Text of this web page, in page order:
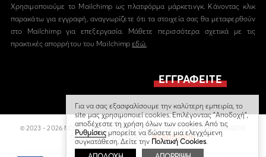
Χρησιμοποιούμε το Mailchimp ως πλατφόρμα μάρκετινγκ. Κάνοντας κλικ
παρακάτω για εγγραφή, αναγνωρίζετε ότι τα στοιχεία σας θα μεταφερθούν
στο Mailchimp για επεξεργασία. Μάθετε περισσότερα σχετικά με τις
πρακτικές απορρήτου του Mailchimpεδώ.
© 2023 - 2026 NOISIS - ALL RIGHTS RESERVED | ΑΡ. Γ.Ε.ΜΗ 058224804000
DESIGN & DEVELOPMENTWEBOLUTION
Για να σας εξασφαλίσουμε την καλύτερη εμπειρία, το
site μας χρησιμοποιεί cookies. Επιλέγοντας "Αποδοχή",
αποδέχεστε τη χρήση όλων των cookies. Από τις
Ρυθμίσεις μπορείτε να δώσετε μια ελεγχόμενη
συγκατάθεση. Δείτε την Πολιτική Cookies.